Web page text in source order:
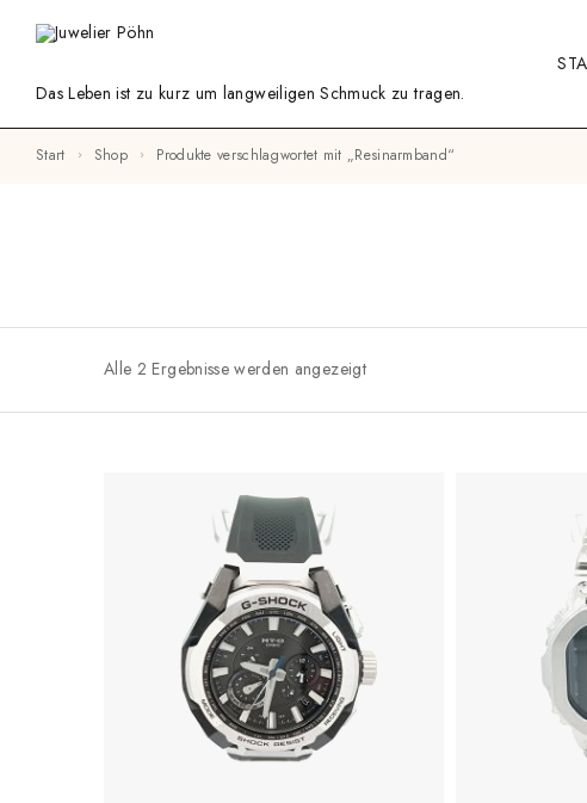
Das Leben ist zu kurz um langweiligen Schmuck zu tragen.
Start Shop Produkte verschlagwortet mit „Resinarmband“
Alle 2 Ergebnisse werden angezeigt